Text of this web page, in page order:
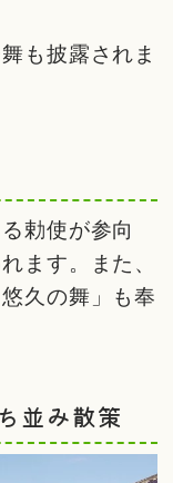
も披露されま
勅使が参向
ます。また、
久の舞」も奉
並み散策